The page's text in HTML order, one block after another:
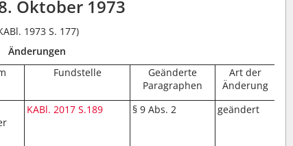
Oktober 1973
1973 S. 177)
Änderungen
Fundstelle
Geänderte
Paragraphen
Art der
Änderung
KABl. 2017 S.189 § 9 Abs. 2 geändert